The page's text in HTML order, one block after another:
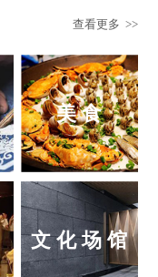
查看更多 >>
美 食
文 化 场 馆